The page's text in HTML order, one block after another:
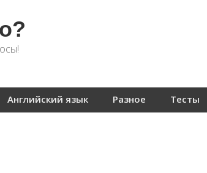
Английский язык Разное Тесты